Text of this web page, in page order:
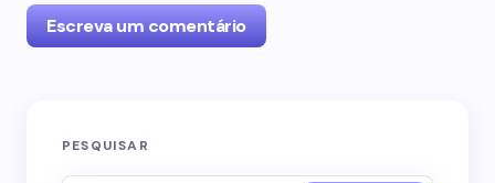
Escreva um comentário
O seu endereço de e-mail não será publicado.
PESQUISAR